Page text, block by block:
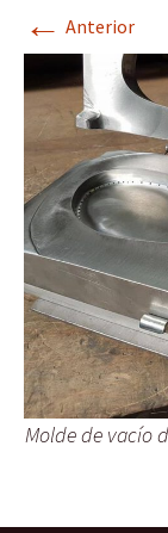
← Anterior
Molde de vacío